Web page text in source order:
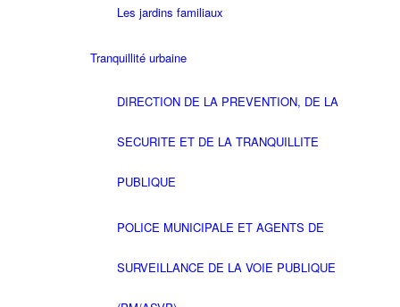
Les jardins familiaux
Tranquillité urbaine
DIRECTION DE LA PREVENTION, DE LA
SECURITE ET DE LA TRANQUILLITE
PUBLIQUE
POLICE MUNICIPALE ET AGENTS DE
SURVEILLANCE DE LA VOIE PUBLIQUE